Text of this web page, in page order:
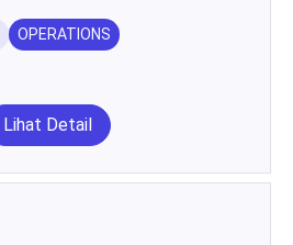
OPERATIONS
Lihat Detail